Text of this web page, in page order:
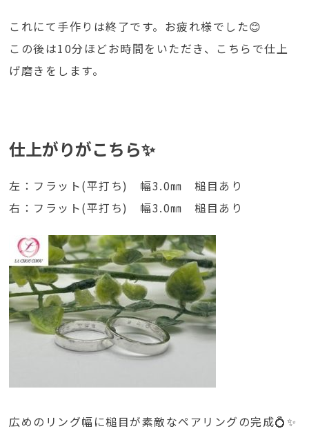
これにて手作りは終了です。お疲れ様でした😊
この後は10分ほどお時間をいただき、こちらで仕上
げ磨きをします。
仕上がりがこちら✨
左：フラット(平打ち) 幅3.0㎜ 槌目あり
右：フラット(平打ち) 幅3.0㎜ 槌目あり
広めのリング幅に槌目が素敵なペアリングの完成💍✨